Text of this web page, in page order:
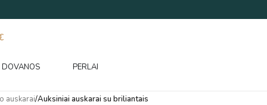
DOVANOS PERLAI
auskarai/Auksiniai auskarai su briliantais